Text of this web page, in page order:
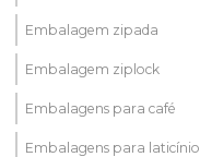
Embalagem zipada
Embalagem ziplock
Embalagens para café
Embalagens para laticínio